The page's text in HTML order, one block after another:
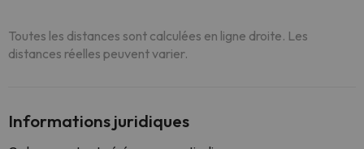
Toutes les distances sont calculées en ligne droite. Les
distances réelles peuvent varier.
Informations juridiques